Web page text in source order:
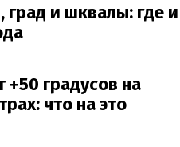
и шквалы: где и
градусов на
что на это